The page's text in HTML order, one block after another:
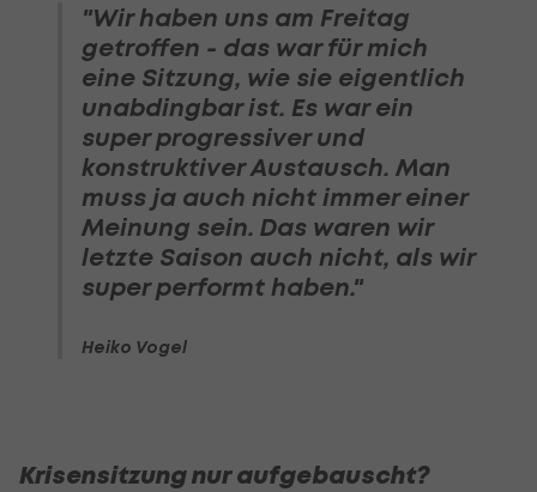
"Wir haben uns am Freitag
getroffen - das war für mich
eine Sitzung, wie sie eigentlich
unabdingbar ist. Es war ein
super progressiver und
konstruktiver Austausch. Man
muss ja auch nicht immer einer
Meinung sein. Das waren wir
letzte Saison auch nicht, als wir
super performt haben."
Heiko Vogel
Krisensitzung nur aufgebauscht?